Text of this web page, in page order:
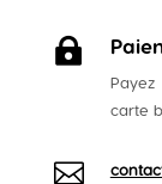

carte
